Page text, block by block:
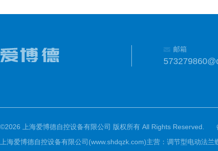
邮箱
©2026 上海爱博德自控设备有限公司 版权所有 All Rights Reserved.
上海爱博德自控设备有限公司(www.shdqzk.com)主营：调节型电动法